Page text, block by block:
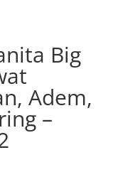
Big
Adem,
–